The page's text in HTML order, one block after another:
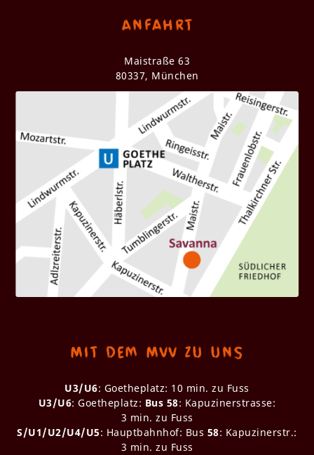
Anfahrt
Maistraße 63
80337, München
Mit dem MVV zu uns
U3/U6: Goetheplatz: 10 min. zu Fuss
U3/U6: Goetheplatz: Bus 58: Kapuzinerstrasse:
3 min. zu Fuss
S/U1/U2/U4/U5: Hauptbahnhof: Bus 58: Kapuzinerstr.:
3 min. zu Fuss